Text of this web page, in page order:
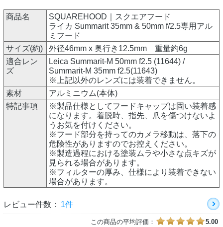
商品名
SQUAREHOOD｜スクエアフード
ライカ Summarit 35mm & 50mm f/2.5専用アル
ミフード
サイズ(約)
外径46mm x 奥行き12.5mm 重量約6g
適合レン
ズ
Leica Summarit-M 50mm f2.5 (11644) /
Summarit-M 35mm f2.5(11643)
※上記以外のレンズには装着できません。
素材
アルミニウム(本体)
特記事項
※製品仕様としてフードキャップは固い装着感
になります。着脱時、指先、爪を傷つけないよ
うお気を付けください。
※フード部分を持ってのカメラ移動は、落下の
危険性がありますのでお控えください。
※製造過程における塗装ムラや小さな点キズが
見られる場合があります。
※フィルターの厚み、仕様により装着できない
場合があります。
レビュー件数： 1件
この商品の平均評価： 5.00